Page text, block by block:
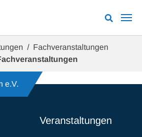
Fachveranstaltungen
e.V.
Veranstaltungen